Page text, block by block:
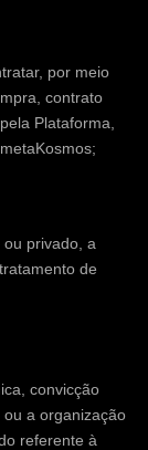
por meio
contrato
Plataforma,
privado, a
de
convicção
a organização
referente à